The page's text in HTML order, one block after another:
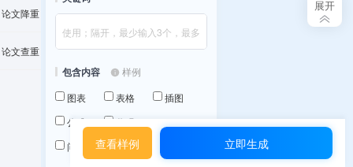
论文降重
论文查重
包含内容
样例
图表
表格
插图
公式
代码
问卷调查查看样例 立即生成
问题
联系客服
展开